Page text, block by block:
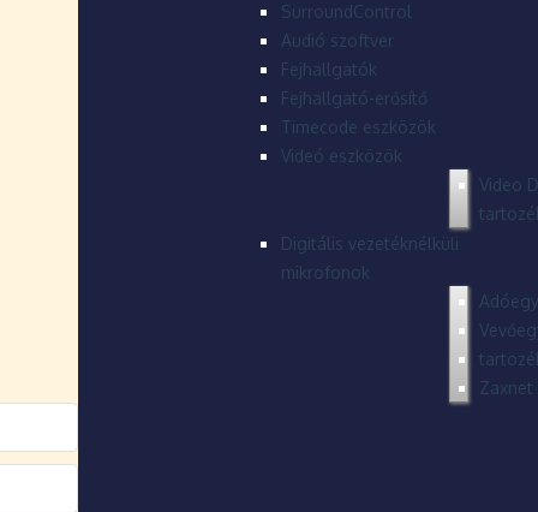
SurroundControl
Audió szoftver
Fejhallgatók
Fejhallgató-erősítő
Timecode eszközök
Videó eszközök
Video
Digitális vezetéknélküli
mikrofonok
Zaxnet